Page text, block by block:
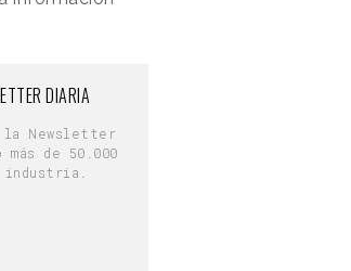
DIARIA
Newsletter
de 50.000